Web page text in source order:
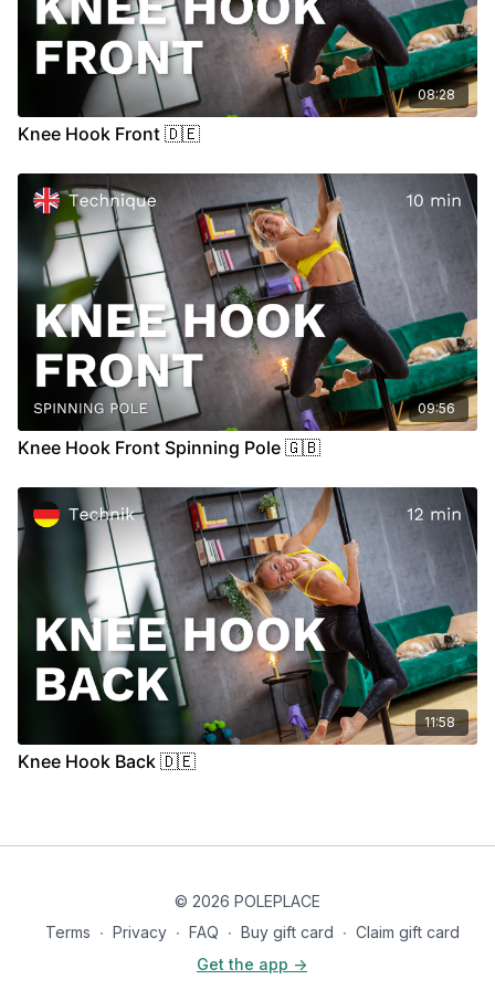
08:28
Knee Hook Front 🇩🇪
09:56
Knee Hook Front Spinning Pole 🇬🇧
11:58
Knee Hook Back 🇩🇪
© 2026 POLEPLACE
Terms ∙ Privacy ∙ FAQ ∙ Buy gift card ∙ Claim gift card
Get the app ->